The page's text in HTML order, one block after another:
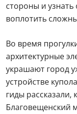
стороны и
воплотить
Во время
архитектурные
украшают город
устройстве купола
гиды
Благовещенский